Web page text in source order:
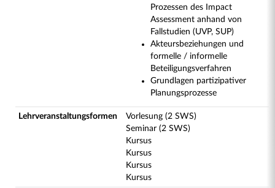
Prozessen des Impact
Assessment anhand von
Fallstudien (UVP, SUP)
Akteursbeziehungen und
formelle / informelle
Beteiligungsverfahren
Grundlagen partizipativer
Planungsprozesse
Lehrveranstaltungsformen
Vorlesung (2 SWS)
Seminar (2 SWS)
Kursus
Kursus
Kursus
Kursus